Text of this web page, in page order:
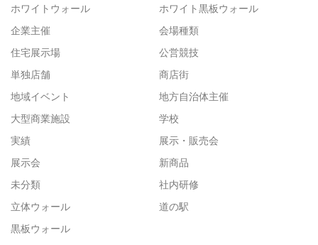
ホワイトウォール
ホワイト黒板ウォール
企業主催
会場種類
住宅展示場
公営競技
単独店舗
商店街
地域イベント
地方自治体主催
大型商業施設
学校
実績
展示・販売会
展示会
新商品
未分類
社内研修
立体ウォール
道の駅
黒板ウォール